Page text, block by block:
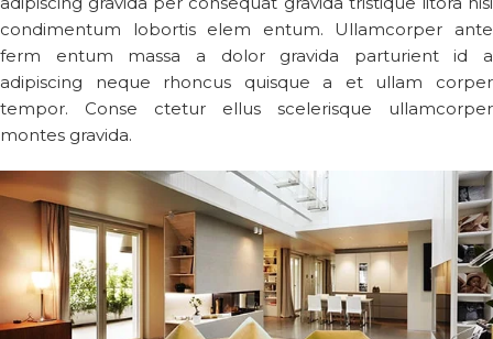
condimentum lobortis elem entum. Ullamcorper ante
ferm entum massa a dolor gravida parturient id a
adipiscing neque rhoncus quisque a et ullam corper
tempor. Conse ctetur ellus scelerisque ullamcorper
montes gravida.